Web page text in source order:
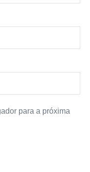
para a próxima